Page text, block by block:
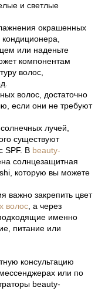
и светлые
окрашенных
или наденьте
компонентам
волос,
волос, достаточно
если они не требуют
лучей,
существуют
SPF. В beаuty-
солнцезащитная
которую вы можете
важно закрепить цвет
волос , а через
именно
питание или
консультацию
или по
beаuty-